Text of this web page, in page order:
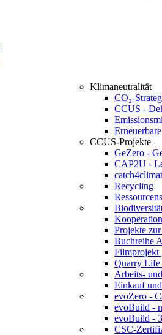
Klimaneutralität
CO₂-
CCUS -
CCUS-Projekte
GeZero -
CAP2U -
Recycling
Projekte
Buchreihe
Filmprojekt
Quarry Life
Arbeits-
Einkauf
evoZero -
evoBuild -
evoBuild -
CSC-